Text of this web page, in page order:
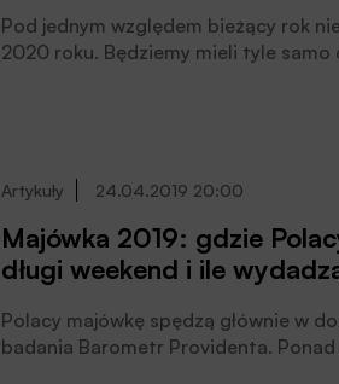
Pod jednym względem bieżący rok
2020 roku. Będziemy mieli tyle samo
Artykuły 24.04.2019 20:00
Majówka 2019: gdzie
długi weekend i ile
Polacy majówkę spędzą głównie w
badania Barometr Providenta.